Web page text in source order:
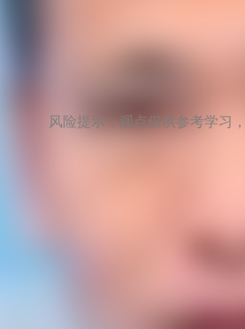
风险提示：观点仅供参考学习